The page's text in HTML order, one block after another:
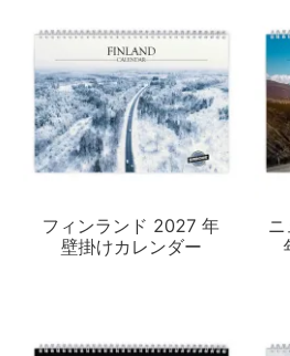
フィンランド 2027 年
壁掛けカレンダー